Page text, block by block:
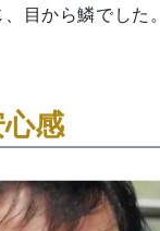
目から鱗でした。
感